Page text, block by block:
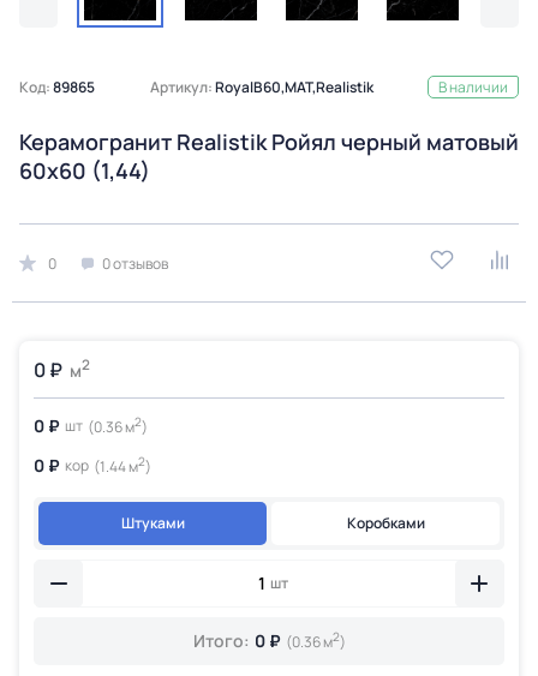
Код:89865 Артикул:RoyalB60,MAT,Realistik В наличии
Керамогранит Realistik Ройял черный матовый
60x60 (1,44)
0 0 отзывов
0 ₽ м2
0 ₽ шт (0.36 м2)
0 ₽ кор (1.44 м2)
Штуками Коробками
шт
Итого: 0 ₽ (0.36 м2)